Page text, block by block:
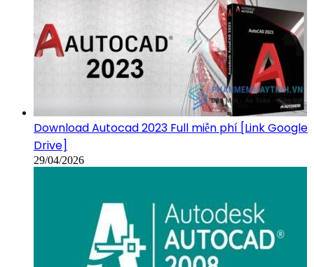
Download Autocad 2023 Full miễn phí [Link Google
Drive]
29/04/2026